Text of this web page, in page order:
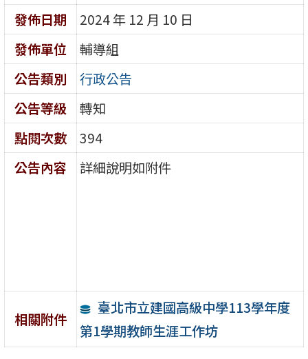
發佈日期
2024 年 12 月 10 日
發佈單位
輔導組
公告類別
行政公告
公告等級
轉知
點閱次數
394
公告內容
詳細說明如附件
相關附件
臺北市立建國高級中學113學年度
第1學期教師生涯工作坊